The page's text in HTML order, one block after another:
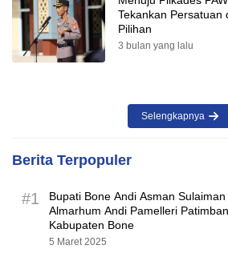
Tekankan Persatuan
Pilihan
3 bulan yang lalu
Selengkapnya
Berita Terpopuler
#1
Bupati Bone Andi Asman
Almarhum Andi Pamelleri
Kabupaten Bone
5 Maret 2025